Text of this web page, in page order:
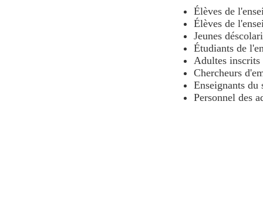
Élèves de
Élèves de
Jeunes
Étudiants de
Adultes inscrits
Chercheurs
Enseignants du
Personnel des